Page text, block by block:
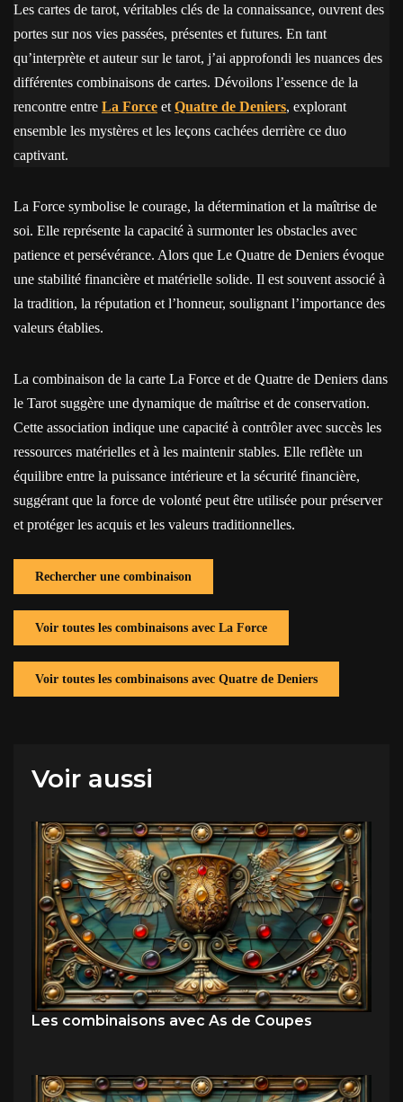
Les cartes de tarot, véritables clés de la connaissance, ouvrent des
portes sur nos vies passées, présentes et futures. En tant
qu’interprète et auteur sur le tarot, j’ai approfondi les nuances des
différentes combinaisons de cartes. Dévoilons l’essence de la
rencontre entre La Force et Quatre de Deniers, explorant
ensemble les mystères et les leçons cachées derrière ce duo
captivant.
La Force symbolise le courage, la détermination et la maîtrise de
soi. Elle représente la capacité à surmonter les obstacles avec
patience et persévérance. Alors que Le Quatre de Deniers évoque
une stabilité financière et matérielle solide. Il est souvent associé à
la tradition, la réputation et l’honneur, soulignant l’importance des
valeurs établies.
La combinaison de la carte La Force et de Quatre de Deniers dans
le Tarot suggère une dynamique de maîtrise et de conservation.
Cette association indique une capacité à contrôler avec succès les
ressources matérielles et à les maintenir stables. Elle reflète un
équilibre entre la puissance intérieure et la sécurité financière,
suggérant que la force de volonté peut être utilisée pour préserver
et protéger les acquis et les valeurs traditionnelles.
Rechercher une combinaison
Voir toutes les combinaisons avec La Force
Voir toutes les combinaisons avec Quatre de Deniers
Voir aussi
Les combinaisons avec As de Coupes